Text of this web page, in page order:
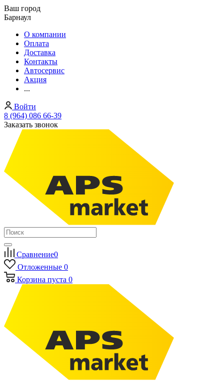
Ваш город
Барнаул
О компании
Оплата
Доставка
Контакты
Автосервис
Акция
...
Войти
8 (964) 086 66-39
Заказать звонок
Сравнение0
Отложенные 0
Корзина пуста 0